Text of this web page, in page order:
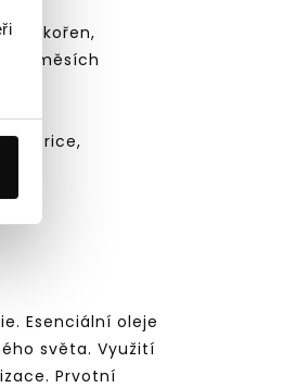
kořen,
směsích
L.Price,
Esenciální oleje
světa. Využití
Prvotní